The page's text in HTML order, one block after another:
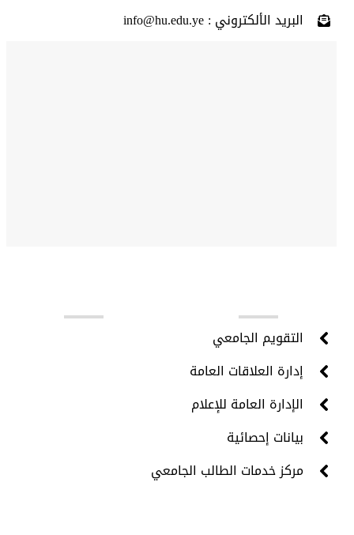
البريد الألكتروني : info@hu.edu.ye
التقويم الجامعي
إدارة العلاقات العامة
الإدارة العامة للإعلام
بيانات إحصائية
مركز خدمات الطالب الجامعي